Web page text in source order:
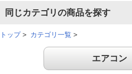
同じカテゴリの商品を探す
トップ> カテゴリ一覧 >
エアコン